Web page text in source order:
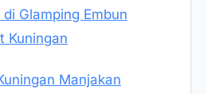
Glamping Embun
Kuningan
Manjakan